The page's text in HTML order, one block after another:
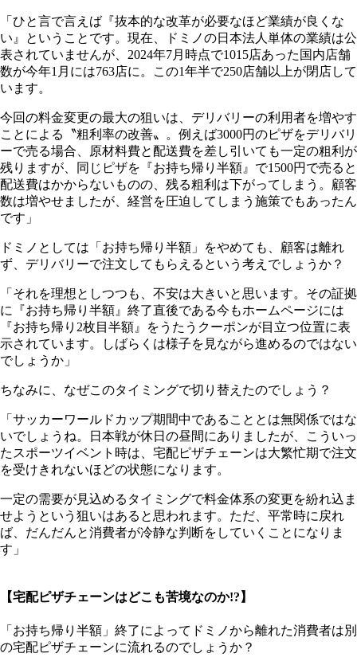
「ひと言で言えば『抜本的な改革が必要なほど業績が良くな
い』ということです。現在、ドミノの日本法人単体の業績は公
表されていませんが、2024年7月時点で1015店あった国内店舗
数が今年1月には763店に。この1年半で250店舗以上が閉店して
います。
今回の料金変更の最大の狙いは、デリバリーの利用者を増やす
ことによる〝粗利率の改善〟。例えば3000円のピザをデリバリ
ーで売る場合、原材料費と配送費を差し引いても一定の粗利が
残りますが、同じピザを『お持ち帰り半額』で1500円で売ると
配送費はかからないものの、残る粗利は下がってしまう。顧客
数は増やせましたが、経営を圧迫してしまう施策でもあったん
です」
ドミノとしては「お持ち帰り半額」をやめても、顧客は離れ
ず、デリバリーで注文してもらえるという考えでしょうか？
「それを理想としつつも、不安は大きいと思います。その証拠
に『お持ち帰り半額』終了直後である今もホームページには
『お持ち帰り2枚目半額』をうたうクーポンが目立つ位置に表
示されています。しばらくは様子を見ながら進めるのではない
でしょうか」
ちなみに、なぜこのタイミングで切り替えたのでしょう？
「サッカーワールドカップ期間中であることとは無関係ではな
いでしょうね。日本戦が休日の昼間にありましたが、こういっ
たスポーツイベント時は、宅配ピザチェーンは大繁忙期で注文
を受けきれないほどの状態になります。
一定の需要が見込めるタイミングで料金体系の変更を紛れ込ま
せようという狙いはあると思われます。ただ、平常時に戻れ
ば、だんだんと消費者が冷静な判断をしていくことになりま
す」
【宅配ピザチェーンはどこも苦境なのか!?】
「お持ち帰り半額」終了によってドミノから離れた消費者は別
の宅配ピザチェーンに流れるのでしょうか？